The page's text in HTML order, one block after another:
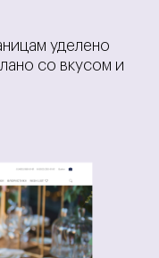
уделено
со вкусом и